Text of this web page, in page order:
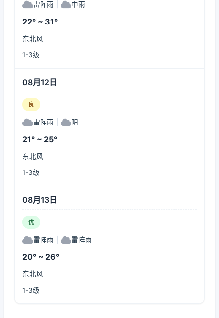
雷阵雨 中雨
22° ~ 31°
东北风
1-3级
08月12日
良
雷阵雨 阴
21° ~ 25°
东北风
1-3级
08月13日
优
雷阵雨 雷阵雨
20° ~ 26°
东北风
1-3级